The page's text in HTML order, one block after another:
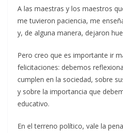
A las maestras y los maestros
me tuvieron paciencia, me
y, de alguna manera, dejaron
Pero creo que es importante ir
felicitaciones: debemos
cumplen en la sociedad, sobre
y sobre la importancia que
educativo.
En el terreno político, vale la